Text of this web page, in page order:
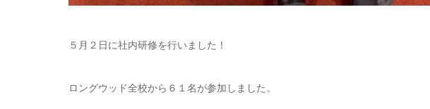
５月２日に社内研修を行いました！
ロングウッド全校から６１名が参加しました。